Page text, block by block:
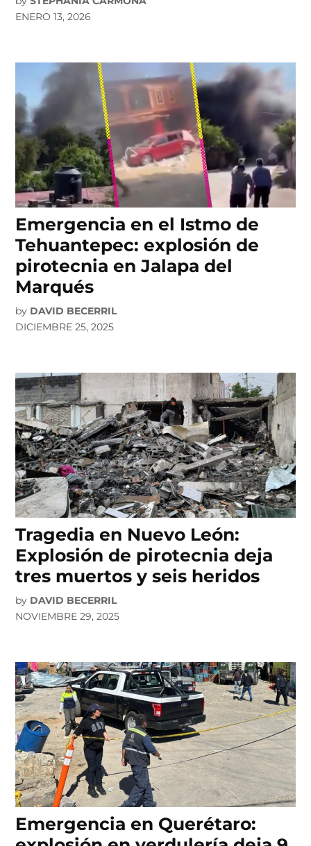
ENERO 13, 2026
Emergencia en el Istmo de
Tehuantepec: explosión de
pirotecnia en Jalapa del
Marqués
by DAVID BECERRIL
DICIEMBRE 25, 2025
Tragedia en Nuevo León:
Explosión de pirotecnia deja
tres muertos y seis heridos
by DAVID BECERRIL
NOVIEMBRE 29, 2025
Emergencia en Querétaro: